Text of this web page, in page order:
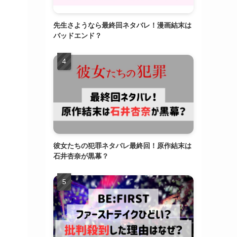
先生さようなら最終回ネタバレ！漫画結末は
バッドエンド？
彼女たちの犯罪ネタバレ最終回！原作結末は
石井杏奈が黒幕？